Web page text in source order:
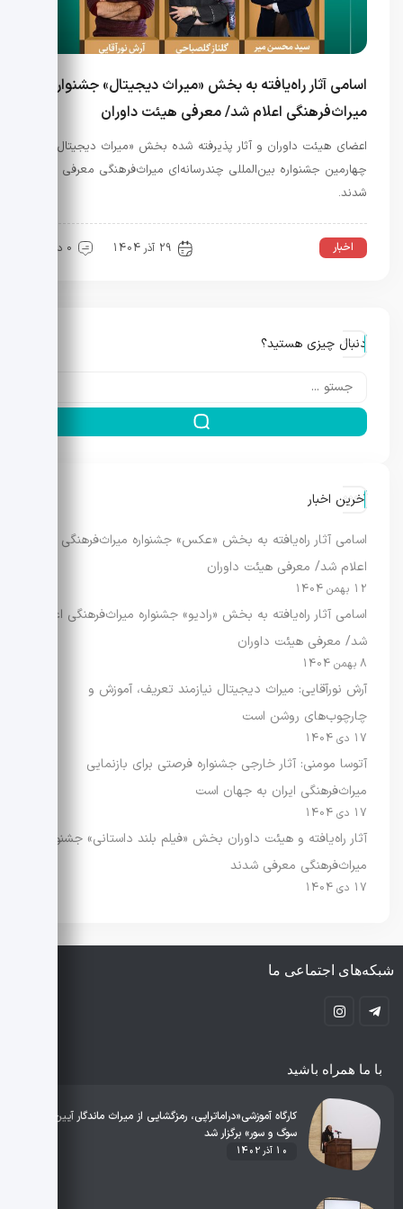
اسامی آثار راه‌یافته به بخش «میراث دیجیتال» جشنواره
میراث‌فرهنگی اعلام شد/ معرفی هیئت داوران
اعضای هیئت داوران و آثار پذیرفته شده بخش «میراث دیجیتال»
چهارمین جشنواره بین‌المللی چندرسانه‌ای میراث‌فرهنگی معرفی
شدند.
اخبار 29 آذر 1404 0 دیدگاه
دنبال چیزی هستید؟
آخرین اخبار
اسامی آثار راه‌یافته به بخش «عکس» جشنواره میراث‌فرهنگی
اعلام شد/ معرفی هیئت داوران
12 بهمن 1404
اسامی آثار راه‌یافته به بخش «رادیو» جشنواره میراث‌فرهنگی اعلام
شد/ معرفی هیئت داوران
8 بهمن 1404
آرش نورآقایی: میراث دیجیتال نیازمند تعریف، آموزش و
چارچوب‌های روشن است
17 دی 1404
آتوسا مومنی: آثار خارجی جشنواره فرصتی برای بازنمایی
میراث‌فرهنگی ایران به جهان است
17 دی 1404
آثار راه‌یافته و هیئت داوران بخش «فیلم بلند داستانی» جشنواره
میراث‌فرهنگی معرفی شدند
17 دی 1404
شبکه‌های اجتماعی ما
با ما همراه باشید
کارگاه آموزشی«دراماتراپی، رمزگشایی از میراث ماندگار آیین‌های
سوگ و سور» برگزار شد
10 آذر 1402